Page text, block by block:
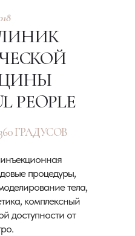
PEOPLE
процедуры,
тела,
комплексный
доступности от
ГРАДУСОВ